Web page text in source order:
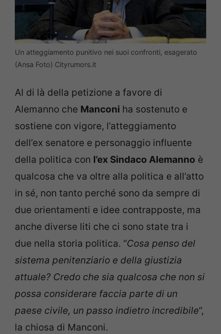
Un atteggiamento punitivo nei suoi confronti, esagerato
(Ansa Foto) Cityrumors.it
Al di là della petizione a favore di
Alemanno che Manconi ha sostenuto e
sostiene con vigore, l’atteggiamento
dell’ex senatore e personaggio influente
della politica con l’ex Sindaco Alemanno è
qualcosa che va oltre alla politica e all’atto
in sé, non tanto perché sono da sempre di
due orientamenti e idee contrapposte, ma
anche diverse liti che ci sono state tra i
due nella storia politica. “Cosa penso del
sistema penitenziario e della giustizia
attuale? Credo che sia qualcosa che non si
possa considerare faccia parte di un
paese civile, un passo indietro incredibile“,
la chiosa di Manconi.